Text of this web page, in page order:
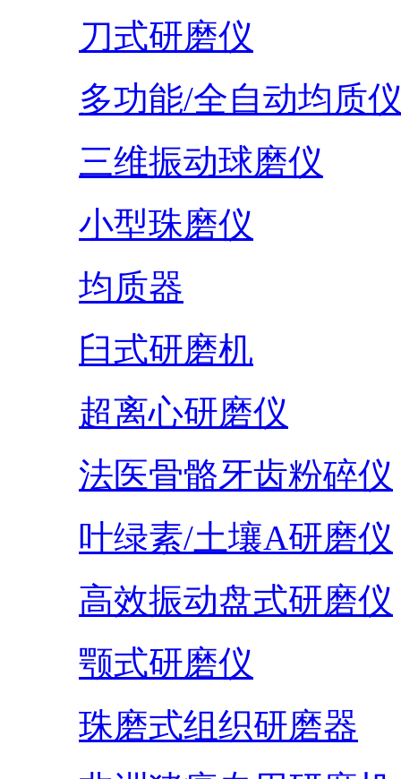
刀式研磨仪
多功能/全自动均质
三维振动球磨仪
小型珠磨仪
均质器
臼式研磨机
超离心研磨仪
法医骨骼牙齿粉碎仪
叶绿素/土壤A研磨仪
高效振动盘式研磨仪
颚式研磨仪
珠磨式组织研磨器